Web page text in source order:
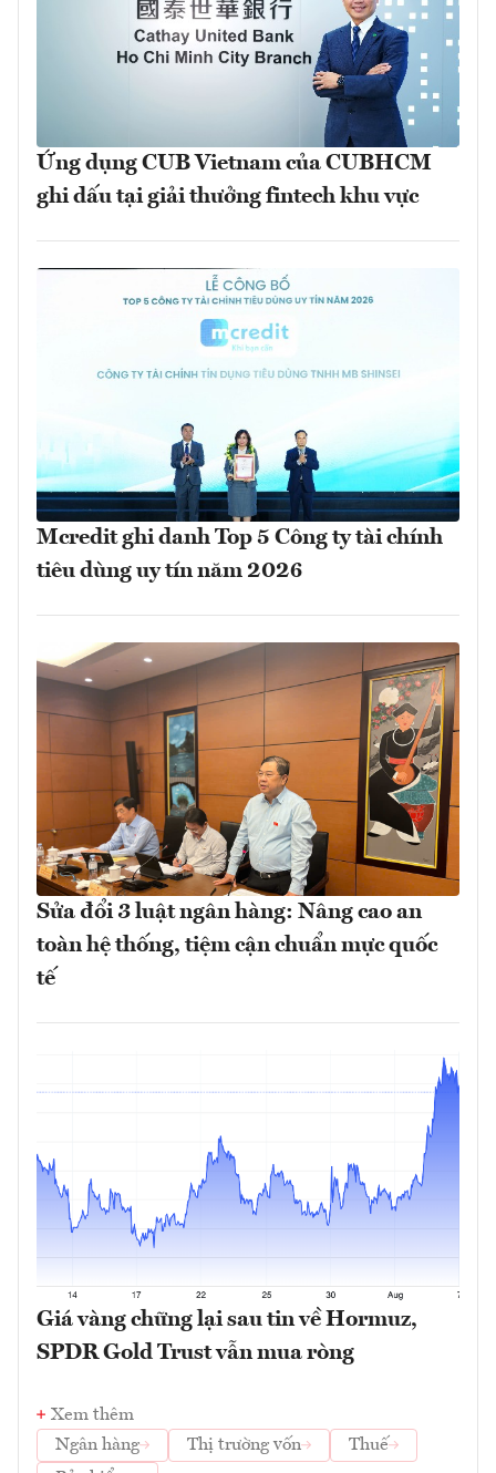
Ứng dụng CUB Vietnam của CUBHCM
ghi dấu tại giải thưởng fintech khu vực
Mcredit ghi danh Top 5 Công ty tài chính
tiêu dùng uy tín năm 2026
Sửa đổi 3 luật ngân hàng: Nâng cao an
toàn hệ thống, tiệm cận chuẩn mực quốc
tế
Giá vàng chững lại sau tin về Hormuz,
SPDR Gold Trust vẫn mua ròng
Xem thêm
Ngân hàng
Thị trường vốn
Thuế